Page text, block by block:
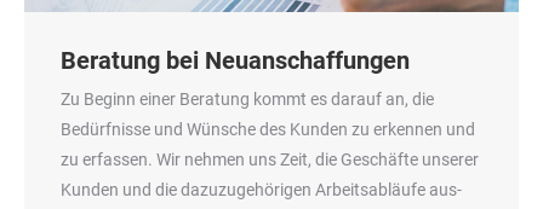
Beratung bei Neuanschaffungen
Zu Beginn einer Bera­tung kommt es dar­auf an, die
Bedürf­nis­se und Wün­sche des Kun­den zu erken­nen und
zu erfas­sen. Wir neh­men uns Zeit, die Geschäf­te unse­rer
Kun­den und die dazu­zu­ge­hö­ri­gen Arbeits­ab­läu­fe aus­